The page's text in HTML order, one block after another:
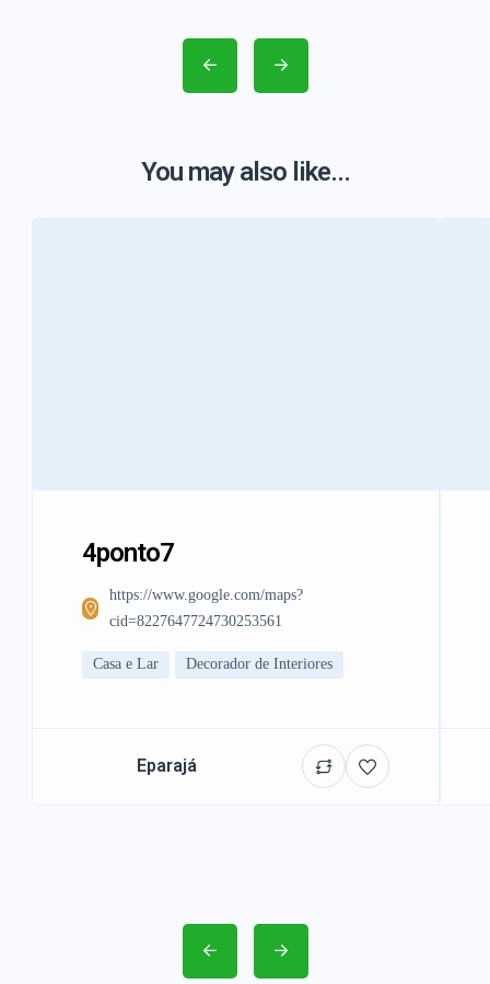
You may also like...
4ponto7
https://www.google.com/maps?
cid=8227647724730253561
Casa e Lar Decorador de Interiores
Eparajá